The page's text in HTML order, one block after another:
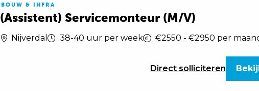
BOUW & INFRA
(Assistent) Servicemonteur (M/V)
Nijverdal 38-40 uur per week €2550 - €2950 per
Direct solliciteren